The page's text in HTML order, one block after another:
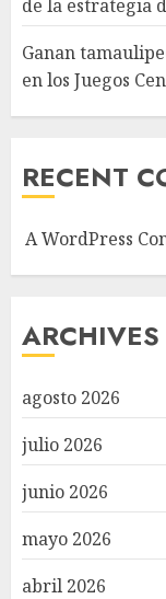
de la estrategia
Ganan
en los Juegos
RECENT
A WordPress
ARCHIVES
agosto 2026
julio 2026
junio 2026
mayo 2026
abril 2026